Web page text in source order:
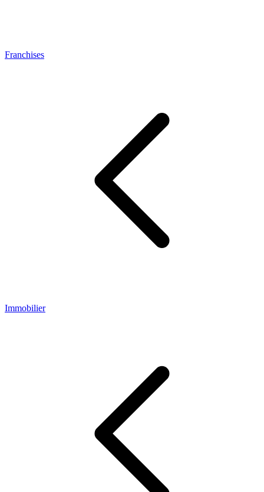
Franchises
Immobilier